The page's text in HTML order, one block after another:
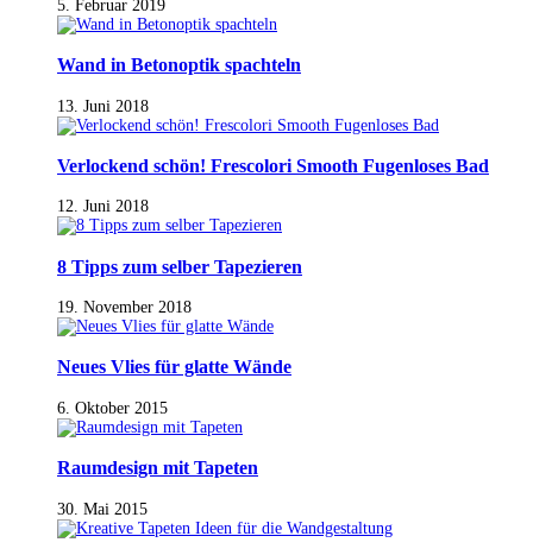
5. Februar 2019
Wand in Betonoptik spachteln
13. Juni 2018
Verlockend schön! Frescolori Smooth Fugenloses Bad
12. Juni 2018
8 Tipps zum selber Tapezieren
19. November 2018
Neues Vlies für glatte Wände
6. Oktober 2015
Raumdesign mit Tapeten
30. Mai 2015